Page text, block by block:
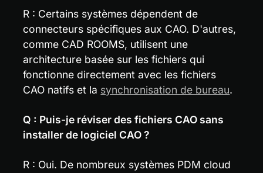
R : Certains systèmes dépendent de
connecteurs spécifiques aux CAO. D'autres,
comme CAD ROOMS, utilisent une
architecture basée sur les fichiers qui
fonctionne directement avec les fichiers
CAO natifs et la synchronisation de bureau.
Q : Puis-je réviser des fichiers CAO sans
installer de logiciel CAO ?
R : Oui. De nombreux systèmes PDM cloud